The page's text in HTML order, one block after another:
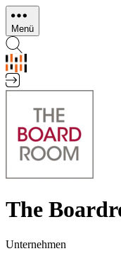
Direkt
zum
Inhalt
Menü
The
Unternehmen